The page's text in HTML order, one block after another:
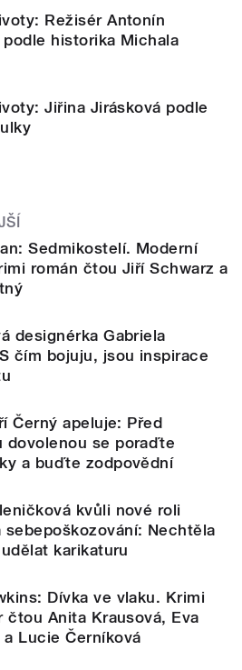
Režisér Antonín
podle historika Michala
Jiřina Jirásková podle
Sedmikostelí. Moderní
román čtou Jiří Schwarz a
designérka Gabriela
čím bojuju, jsou inspirace
Černý apeluje: Před
dovolenou se poraďte
a buďte zodpovědní
kvůli nové roli
sebepoškozování: Nechtěla
karikaturu
Dívka ve vlaku. Krimi
čtou Anita Krausová, Eva
a Lucie Černíková